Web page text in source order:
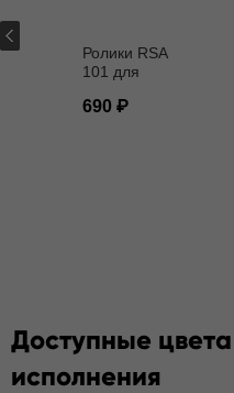
Ролики RSA
101 для
мм
690
Доступные
исполнения